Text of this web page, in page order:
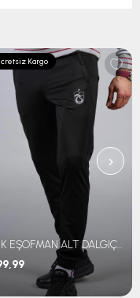
ERKEK EŞOFMAN ALT DALGIÇ KUMAŞ
Kargo
›